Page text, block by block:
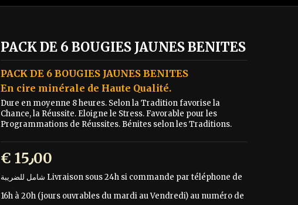
PACK DE 6 BOUGIES JAUNES BENITES
PACK DE 6 BOUGIES JAUNES BENITES
En cire minérale de Haute Qualité.
Dure en moyenne 8 heures. Selon la Tradition favorise la
Chance, la Réussite. Eloigne le Stress. Favorable pour les
Programmations de Réussites. Bénites selon les Traditions.
€ 15٫00
Livraison sous 24h si commande par téléphone de
16h à 20h (jours ouvrables du mardi au Vendredi) au numéro de